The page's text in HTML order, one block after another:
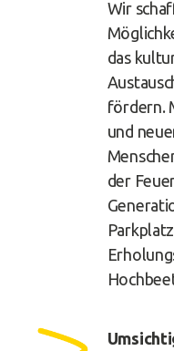
Wir
das
fördern.
und
der